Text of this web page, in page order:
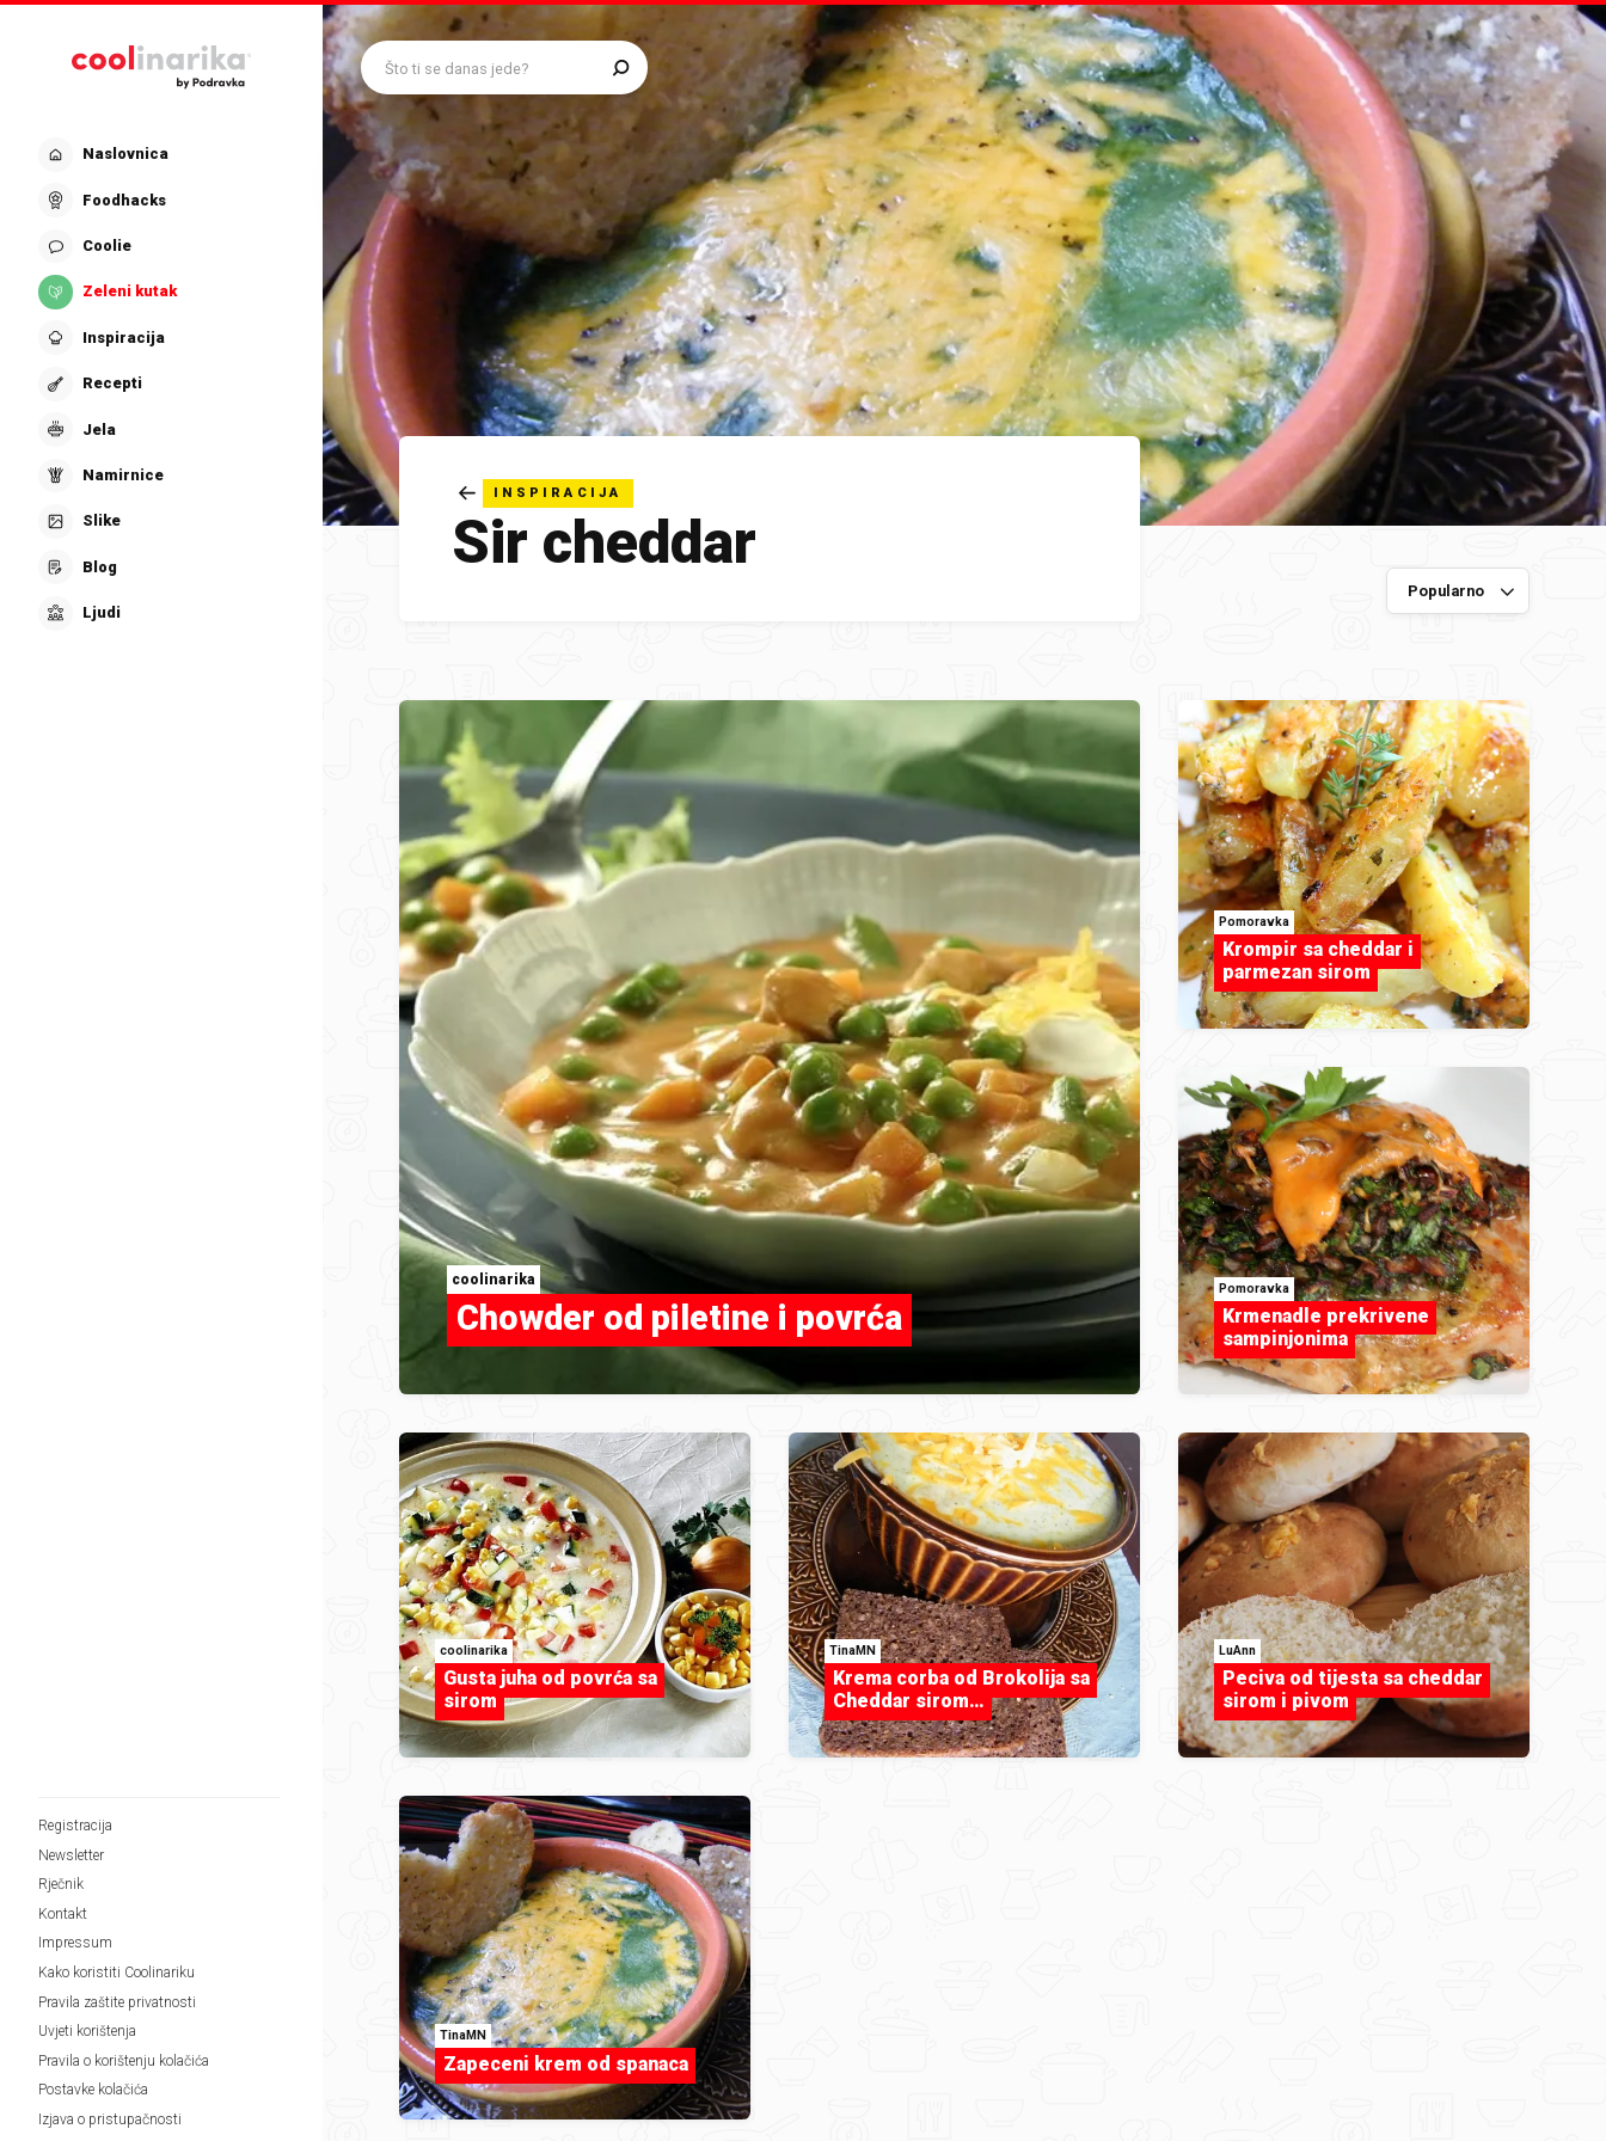
Naslovnica
Foodhacks
Coolie
Zeleni kutak
Inspiracija
Recepti
Jela
Namirnice
Slike
Blog
Ljudi
Registracija
Newsletter
Rječnik
Kontakt
Impressum
Kako koristiti Coolinariku
Pravila zaštite privatnosti
Uvjeti korištenja
Pravila o korištenju kolačića
Postavke kolačića
Izjava o pristupačnosti
INSPIRACIJA
Sir cheddar
coolinarika
Chowder od piletine i povrća
Pomoravka
Krompir sa cheddar i
parmezan sirom
Pomoravka
Krmenadle prekrivene
sampinjonima
coolinarika
Gusta juha od povrća sa
sirom
TinaMN
Krema corba od Brokolija sa
Cheddar sirom…
LuAnn
Peciva od tijesta sa cheddar
sirom i pivom
TinaMN
Zapeceni krem od spanaca
Što ti se danas jede?